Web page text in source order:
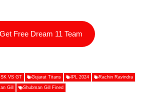
Get Free Dream 11 Team
VS GT Gujarat Titans IPL 2024 Rachin Ravindra
Gill Shubman Gill Fined